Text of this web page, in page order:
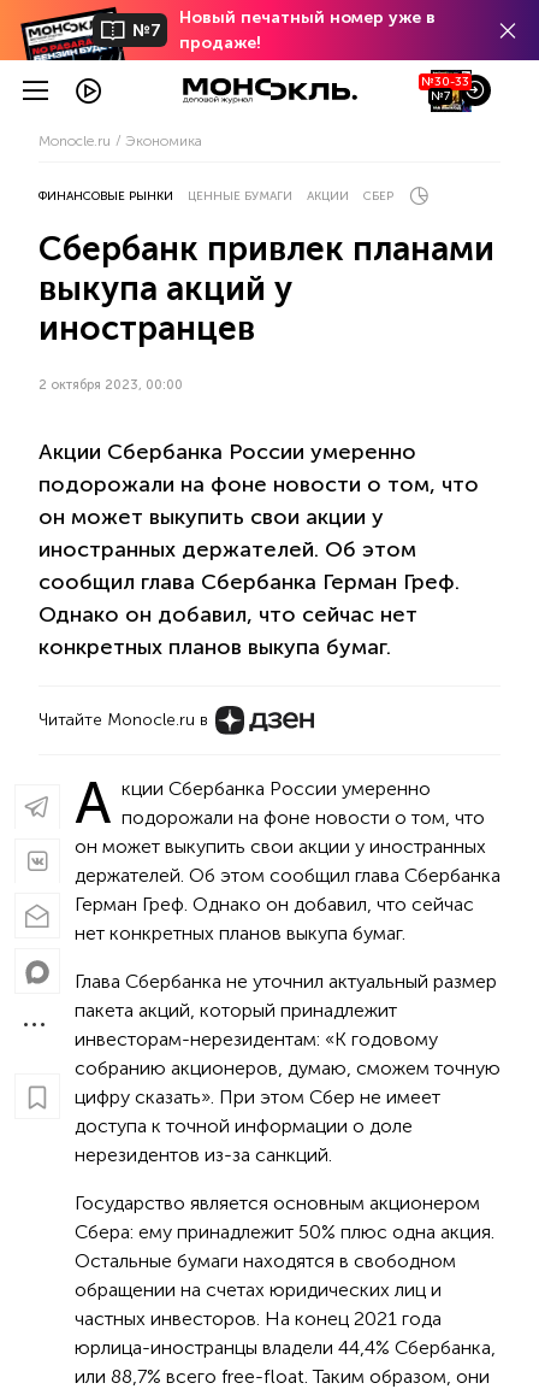
№7
Новый печатный номер уже в
продаже!
№30-33
№7
Monocle.ru Экономика
ФИНАНСОВЫЕ РЫНКИ ЦЕННЫЕ БУМАГИ АКЦИИ СБЕР
Сбербанк привлек планами
выкупа акций у
иностранцев
2 октября 2023, 00:00
Акции Сбербанка России умеренно
подорожали на фоне новости о том, что
он может выкупить свои акции у
иностранных держателей. Об этом
сообщил глава Сбербанка Герман Греф.
Однако он добавил, что сейчас нет
конкретных планов выкупа бумаг.
Читайте Monocle.ru в
А кции Сбербанка России умеренно
подорожали на фоне новости о том, что
он может выкупить свои акции у иностранных
держателей. Об этом сообщил глава Сбербанка
Герман Греф. Однако он добавил, что сейчас
нет конкретных планов выкупа бумаг.
Глава Сбербанка не уточнил актуальный размер
пакета акций, который принадлежит
инвесторам-нерезидентам: «К годовому
собранию акционеров, думаю, сможем точную
цифру сказать». При этом Сбер не имеет
доступа к точной информации о доле
нерезидентов из-за санкций.
Государство является основным акционером
Сбера: ему принадлежит 50% плюс одна акция.
Остальные бумаги находятся в свободном
обращении на счетах юридических лиц и
частных инвесторов. На конец 2021 года
юрлица-иностранцы владели 44,4% Сбербанка,
или 88,7% всего free-float. Таким образом, они